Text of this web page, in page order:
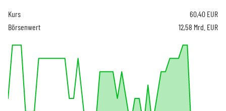
Kurs 60,40 EUR
Börsenwert
12,58 Mrd. EUR